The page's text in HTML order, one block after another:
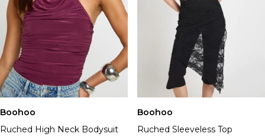
Boohoo
Ruched High Neck Bodysuit
Boohoo
Ruched Sleeveless Top